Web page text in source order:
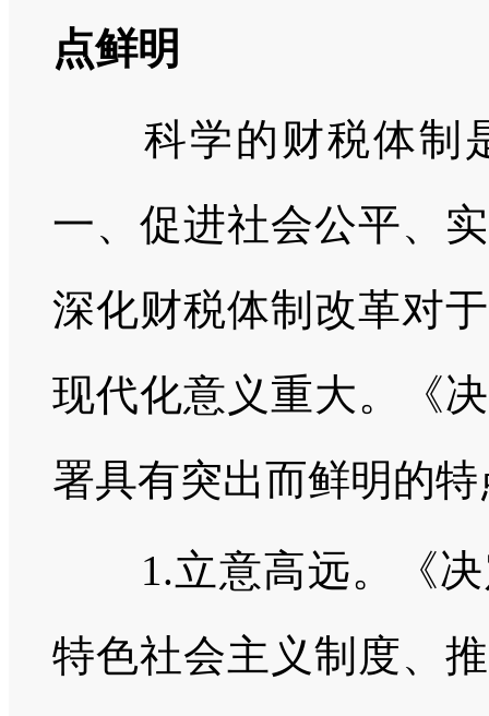
点鲜明
科学的财税体制是
一、促进社会公平、
深化财税体制改革对
现代化意义重大。《
署具有突出而鲜明的特
1.立意高远。《决
特色社会主义制度、